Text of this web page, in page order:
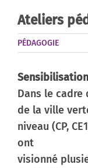
Ateliers
PÉDAGOGIE
Dans le
de la ville
niveau (CP,
ont
visionné